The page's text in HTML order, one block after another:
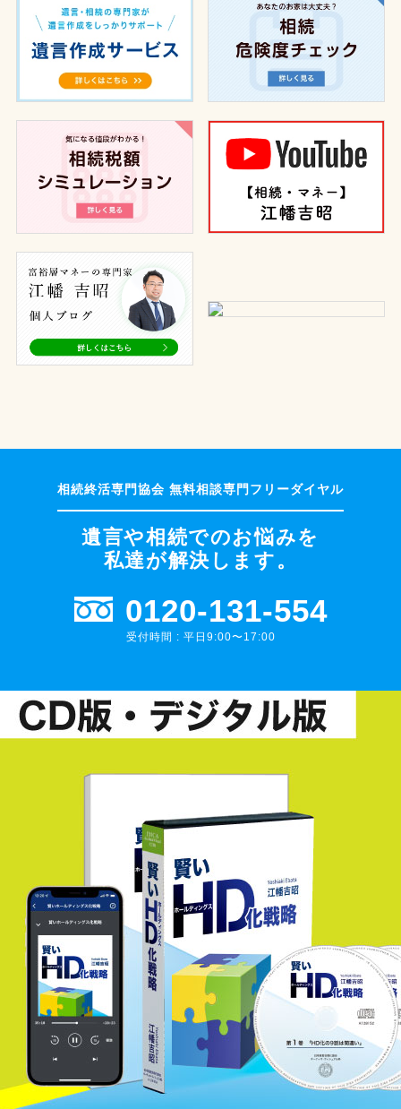
遺言や相続でのお悩みを
私達が解決します。
0120-131-554
受付時間 : 平日9:00〜17:00